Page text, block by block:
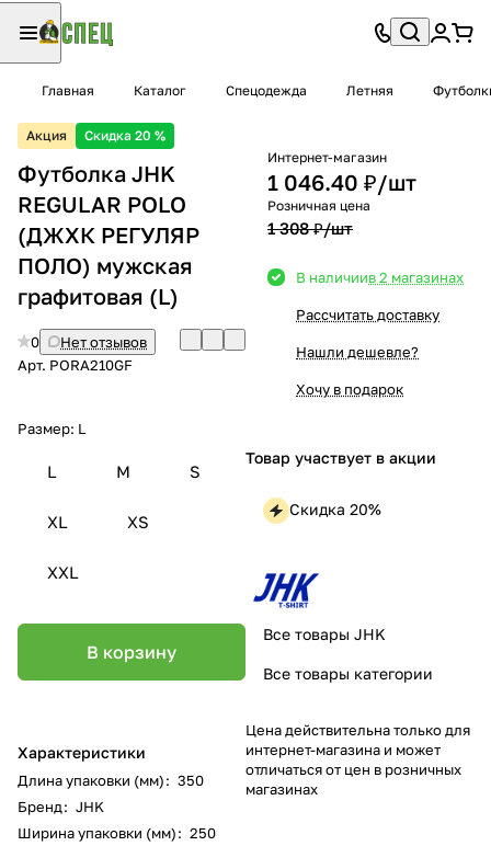
Главная Каталог Спецодежда Летняя
Акция Скидка 20 %
Футболка JHK
REGULAR POLO
(ДЖХК РЕГУЛЯР
ПОЛО) мужская
графитовая (L)
0
Нет отзывов
Арт. PORA210GF
Размер: L
L M S
XL XS
XXL
В корзину
Характеристики
Длина упаковки (мм): 350
Бренд: JHK
Ширина упаковки (мм): 250
Интернет-магазин
1 046.40 ₽/шт
Розничная цена
1 308 ₽/шт
В наличиив 2 магазинах
Рассчитать доставку
Нашли дешевле?
Хочу в подарок
Товар участвует в акции
Скидка 20%
Все товары JHK
Все товары категории
Цена действительна только для
интернет-магазина и может
отличаться от цен в розничных
магазинах